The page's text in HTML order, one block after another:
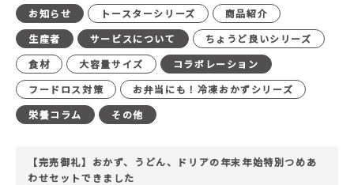
お知らせ
トースターシリーズ
商品紹介
生産者
サービスについて
ちょうど良いシリーズ
食材
大容量サイズ
コラボレーション
フードロス対策
お弁当にも！冷凍おかずシリーズ
栄養コラム
その他
【完売御礼】おかず、うどん、ドリアの年末年始特別つめあ
わせセットできました